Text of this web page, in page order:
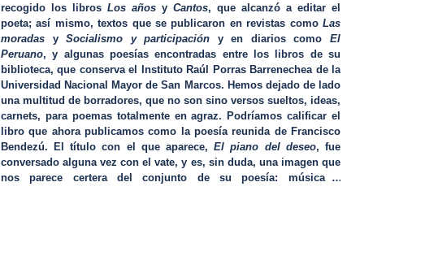
recogido los libros Los años y Cantos, que alcanzó a editar el
poeta; así mismo, textos que se publicaron en revistas como Las
moradas y Socialismo y participación y en diarios como El
Peruano, y algunas poesías encontradas entre los libros de su
biblioteca, que conserva el Instituto Raúl Porras Barrenechea de la
Universidad Nacional Mayor de San Marcos. Hemos dejado de lado
una multitud de borradores, que no son sino versos sueltos, ideas,
carnets, para poemas totalmente en agraz. Podríamos calificar el
libro que ahora publicamos como la poesía reunida de Francisco
Bendezú. El título con el que aparece, El piano del deseo, fue
conversado alguna vez con el vate, y es, sin duda, una imagen que
nos parece certera del conjunto de su poesía: música y